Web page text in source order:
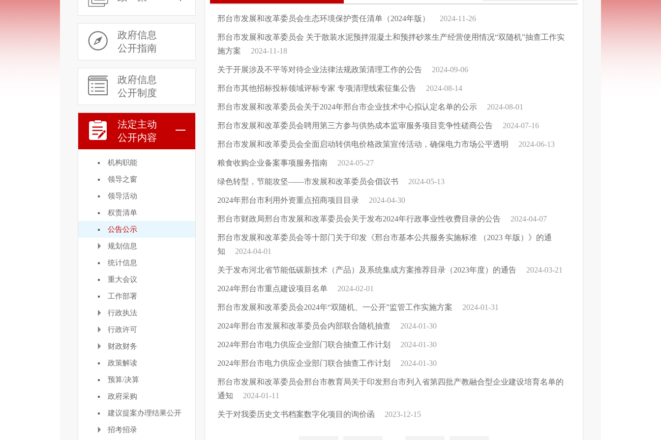
政府信息
公开指南
政府信息
公开制度
法定主动
公开内容
机构职能
领导之窗
领导活动
权责清单
公告公示
规划信息
统计信息
重大会议
工作部署
行政执法
行政许可
财政财务
政策解读
预算/决算
政府采购
建议提案办理结果公开
招考招录
邢台市发展和改革委员会生态环境保护责任清单（2024年版） 2024-11-26
邢台市发展和改革委员会 关于散装水泥预拌混凝土和预拌砂浆生产经营使用情况“双随机”抽查工作实
施方案
2024-11-18
关于开展涉及不平等对待企业法律法规政策清理工作的公告 2024-09-06
邢台市其他招标投标领域评标专家 专项清理线索征集公告 2024-08-14
邢台市发展和改革委员会关于2024年邢台市企业技术中心拟认定名单的公示 2024-08-01
邢台市发展和改革委员会聘用第三方参与供热成本监审服务项目竞争性磋商公告 2024-07-16
邢台市发展和改革委员会全面启动转供电价格政策宣传活动，确保电力市场公平透明 2024-06-13
粮食收购企业备案事项服务指南 2024-05-27
绿色转型，节能攻坚——市发展和改革委员会倡议书 2024-05-13
2024年邢台市利用外资重点招商项目目录 2024-04-30
邢台市财政局邢台市发展和改革委员会关于发布2024年行政事业性收费目录的公告 2024-04-07
邢台市发展和改革委员会等十部门关于印发《邢台市基本公共服务实施标准 （2023 年版）》的通
知
2024-04-01
关于发布河北省节能低碳新技术（产品）及系统集成方案推荐目录（2023年度）的通告 2024-03-21
2024年邢台市重点建设项目名单 2024-02-01
邢台市发展和改革委员会2024年“双随机、一公开”监管工作实施方案 2024-01-31
2024年邢台市发展和改革委员会内部联合随机抽查 2024-01-30
2024年邢台市电力供应企业部门联合抽查工作计划 2024-01-30
2024年邢台市电力供应企业部门联合抽查工作计划 2024-01-30
邢台市发展和改革委员会邢台市教育局关于印发邢台市列入省第四批产教融合型企业建设培育名单的
通知
2024-01-11
关于对我委历史文书档案数字化项目的询价函 2023-12-15